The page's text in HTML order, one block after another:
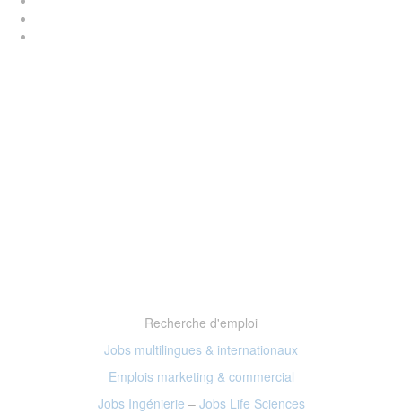
Recherche d'emploi
Jobs multilingues & internationaux
Emplois marketing & commercial
Jobs Ingénierie – Jobs Life Sciences